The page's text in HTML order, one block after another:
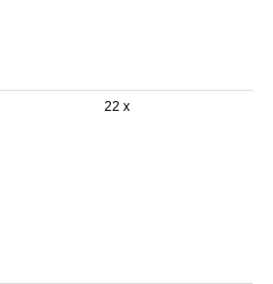
22 x